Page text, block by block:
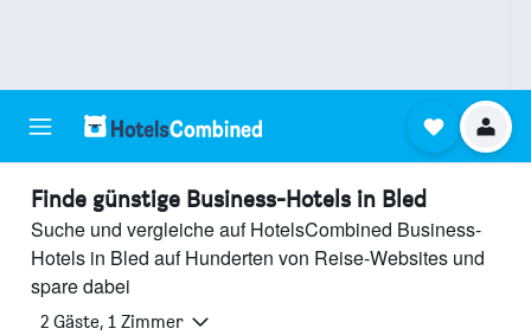
Finde günstige Business-Hotels in Bled
Suche und vergleiche auf HotelsCombined Business-
Hotels in Bled auf Hunderten von Reise-Websites und
spare dabei
2 Gäste, 1 Zimmer